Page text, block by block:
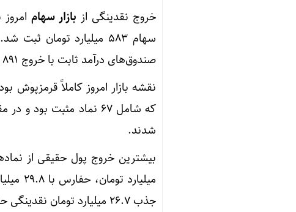
خروج نقدینگی از بازار سهام
صندوق‌های درآمد ثابت با خروج ۸۹۱ میلیارد تومانی مواجه بودند
شدند.
جذب ۲۶.۷ میلیارد تومان نقدینگی حقیقی، استثنای قابل توجهی در این روز معاملاتی بود.